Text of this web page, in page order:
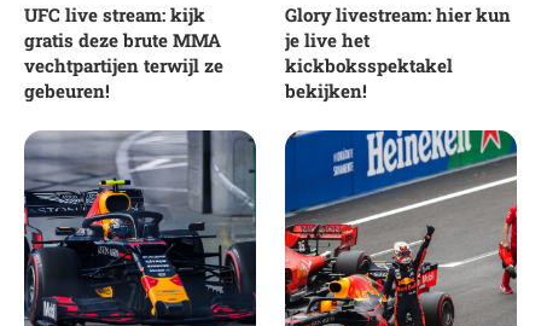
UFC live stream: kijk
gratis deze brute MMA
vechtpartijen terwijl ze
gebeuren!
Glory livestream: hier kun
je live het
kickboksspektakel
bekijken!